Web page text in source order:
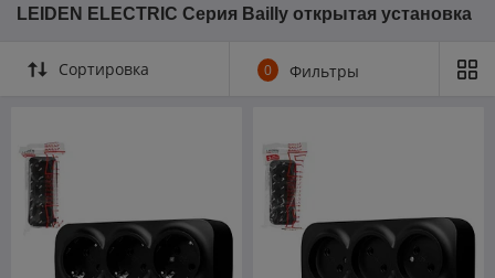
LEIDEN ELECTRIC Серия Bailly открытая установка
Сортировка 0 Фильтры